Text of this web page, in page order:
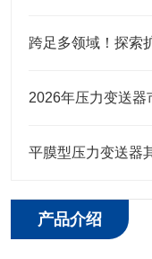
跨足多领域！探索
平膜型压力变送器
产品介绍